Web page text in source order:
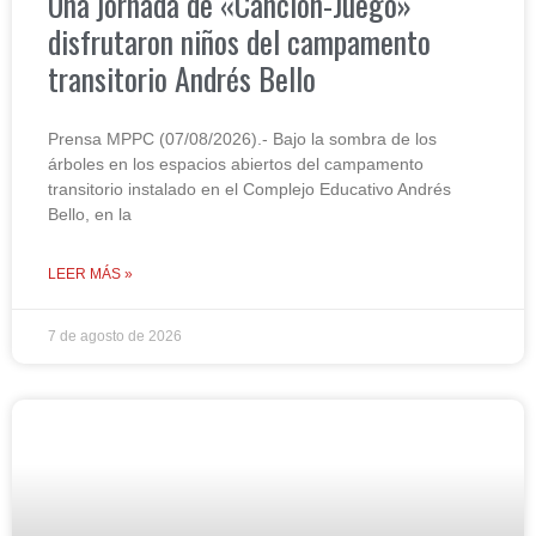
disfrutaron niños del campamento
transitorio Andrés Bello
Prensa MPPC (07/08/2026).- Bajo la sombra de los
árboles en los espacios abiertos del campamento
transitorio instalado en el Complejo Educativo Andrés
Bello, en la
LEER MÁS »
7 de agosto de 2026